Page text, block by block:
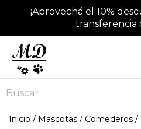
¡Aprovechá el 10%
transferencia
Inicio / Mascotas / Comederos /